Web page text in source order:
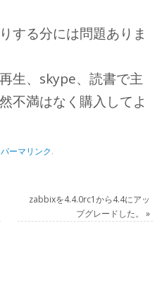
する分には問題ありま
生、skype、読書で主
不満はなく購入してよ
パーマリンク.
zabbixを4.4.0rc1から4.4にアッ
プグレードした。 »